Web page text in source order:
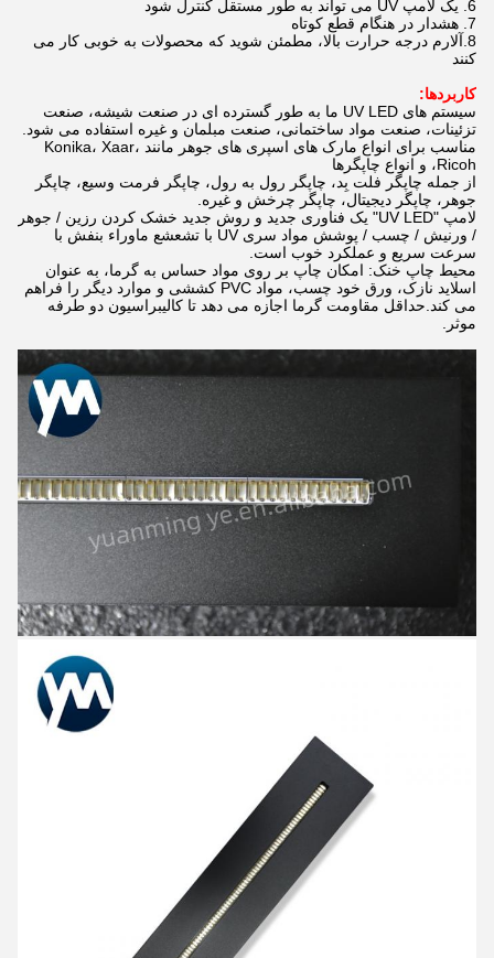
6. یک لامپ UV می تواند به طور مستقل کنترل شود
7. هشدار در هنگام قطع کوتاه
8.آلارم درجه حرارت بالا، مطمئن شوید که محصولات به خوبی کار می
کنند
کاربردها:
سیستم های UV LED ما به طور گسترده ای در صنعت شیشه، صنعت
تزئینات، صنعت مواد ساختمانی، صنعت مبلمان و غیره استفاده می شود.
مناسب برای انواع مارک های اسپری های جوهر مانند Konika، Xaar،
Ricoh، و انواع چاپگرها
از جمله چاپگر فلت بِد، چاپگر رول به رول، چاپگر فرمت وسیع، چاپگر
جوهر، چاپگر دیجیتال، چاپگر چرخش و غیره.
لامپ "UV LED" یک فناوری جدید و روش جدید خشک کردن رزین / جوهر
/ ورنیش / چسب / پوشش مواد سری UV با تشعشع ماوراء بنفش با
سرعت سریع و عملکرد خوب است.
محیط چاپ خنک: امکان چاپ بر روی مواد حساس به گرما، به عنوان
اسلاید نازک، ورق خود چسب، مواد PVC کششی و موارد دیگر را فراهم
می کند.حداقل مقاومت گرما اجازه می دهد تا کالیبراسیون دو طرفه
موثر.